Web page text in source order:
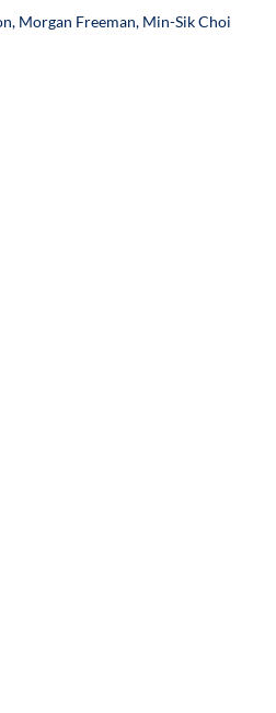
Morgan Freeman, Min-Sik Choi